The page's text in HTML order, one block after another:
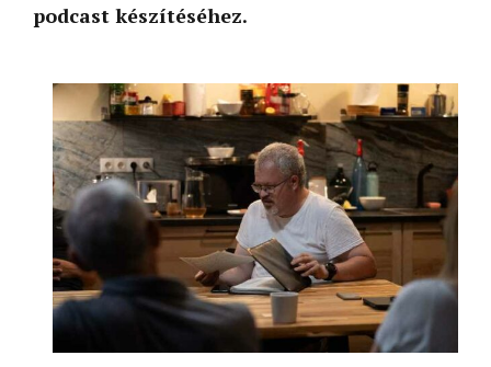
podcast készítéséhez.